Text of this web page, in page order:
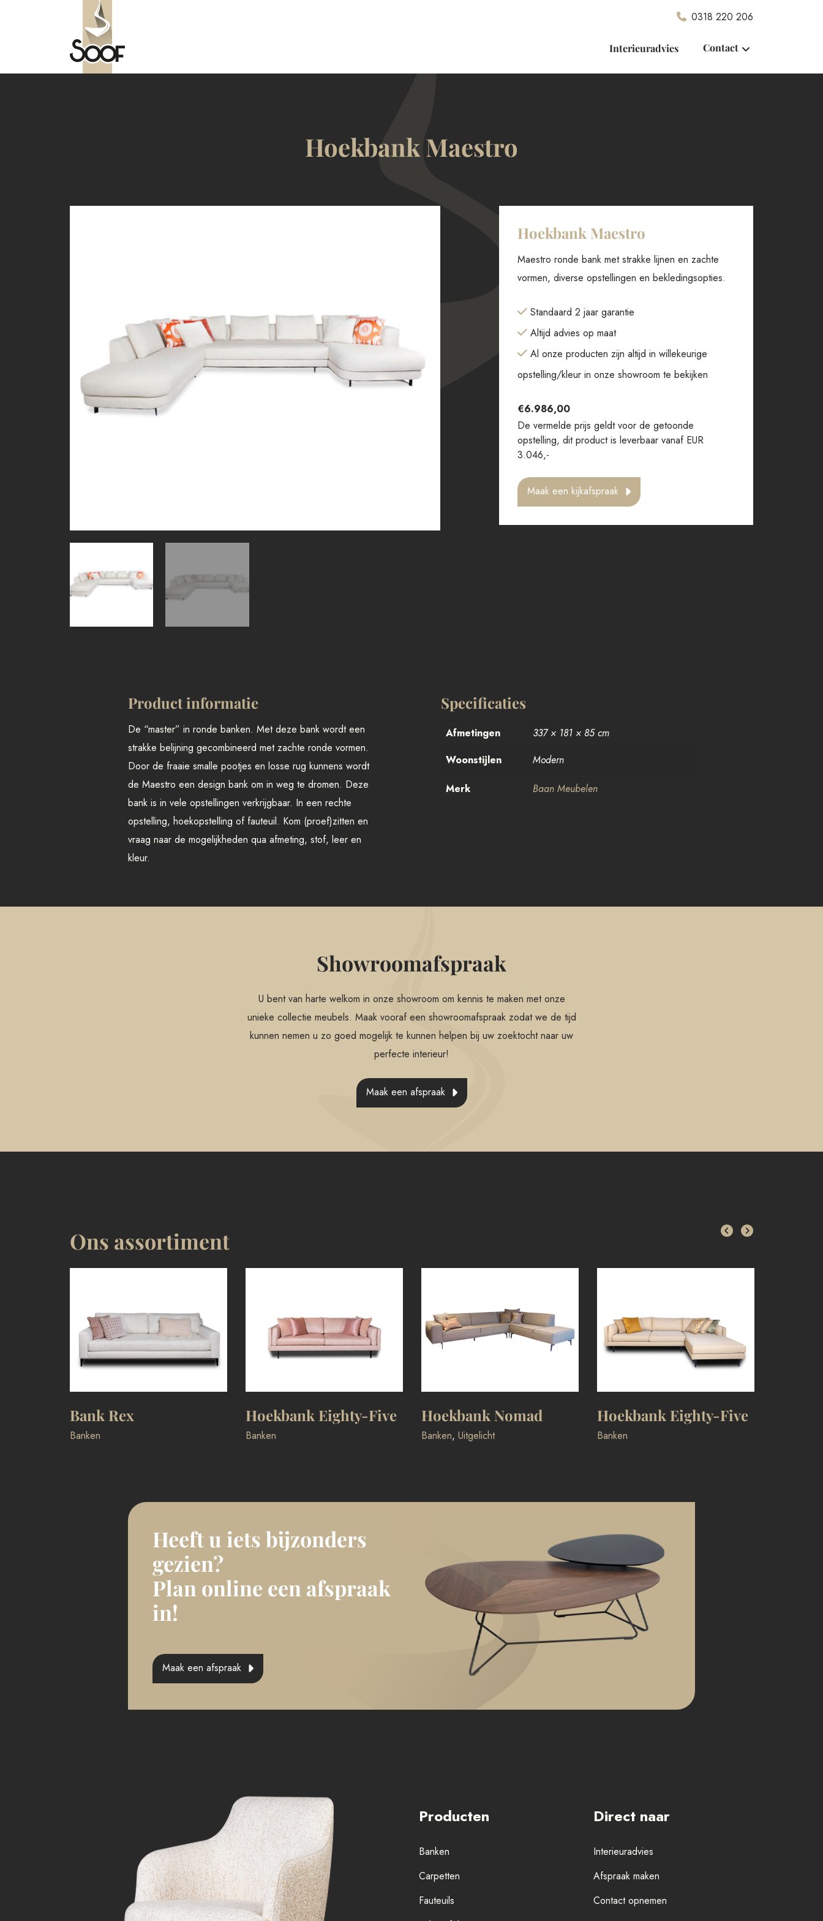
0318 220 206
Interieuradvies Contact
Hoekbank Maestro
Hoekbank Maestro
Maestro ronde bank met strakke lijnen en zachte
vormen, diverse opstellingen en bekledingsopties.
Standaard 2 jaar garantie
Altijd advies op maat
Al onze producten zijn altijd in willekeurige
opstelling/kleur in onze showroom te bekijken
€6.986,00
De vermelde prijs geldt voor de getoonde
opstelling, dit product is leverbaar vanaf EUR
3.046,-
Maak een kijkafspraak
Product informatie
De “master” in ronde banken. Met deze bank wordt een
strakke belijning gecombineerd met zachte ronde vormen.
Door de fraaie smalle pootjes en losse rug kunnens wordt
de Maestro een design bank om in weg te dromen. Deze
bank is in vele opstellingen verkrijgbaar. In een rechte
opstelling, hoekopstelling of fauteuil. Kom (proef)zitten en
vraag naar de mogelijkheden qua afmeting, stof, leer en
kleur.
Specificaties
Afmetingen
337 × 181 × 85 cm
Woonstijlen
Modern
Merk Baan Meubelen
Showroomafspraak
U bent van harte welkom in onze showroom om kennis te maken met onze
unieke collectie meubels. Maak vooraf een showroomafspraak zodat we de tijd
kunnen nemen u zo goed mogelijk te kunnen helpen bij uw zoektocht naar uw
perfecte interieur!
Maak een afspraak
Ons assortiment
Bank Rex
Banken
Hoekbank Eighty-Five
Banken
Hoekbank Nomad
Banken, Uitgelicht
Hoekbank Eighty-Five
Banken
Heeft u iets bijzonders
gezien?
Plan online een afspraak
in!
Maak een afspraak
Producten
Banken
Carpetten
Fauteuils
Direct naar
Interieuradvies
Afspraak maken
Contact opnemen